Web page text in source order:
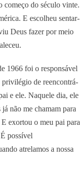
começo do século vinte.
E escolheu sentar-
Deus fazer por meio
1966 foi o responsável
de reencontrá-
e ele. Naquele dia, ele
não me chamam para
exortou o meu pai para
possível
atrelamos a nossa